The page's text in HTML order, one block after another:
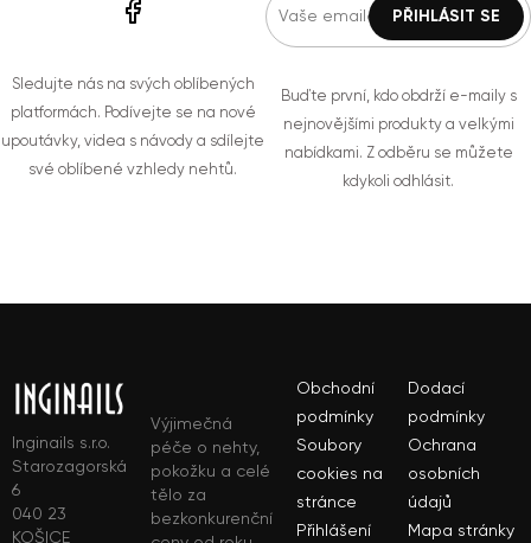
Sledujte nás na svých oblíbených
platformách. Podívejte se na nové
upoutávky, videa s návody a sdílejte
své oblíbené vzhledy nehtů.
Buďte první, kdo obdrží e-maily s
nejnovějšími produkty a velkými
nabídkami. Z odběru se můžete
kdykoli odhlásit.
Inginails s.r.o.
Starozagorská
6
040 23
KOŠICE
Výjimečná
péče o nehty,
pokožku a celé
tělo za
bezkonkurenční
Obchodní
podmínky
Dodací
podmínky
Soubory
cookies na
stránce
Ochrana
osobních
údajů
Přihlášení
Mapa stránky